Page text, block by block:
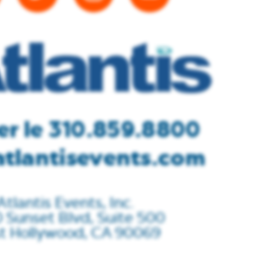
le 310.859.8800
Events, Inc.
Sunset Blvd, Suite 500
Hollywood, CA 90069